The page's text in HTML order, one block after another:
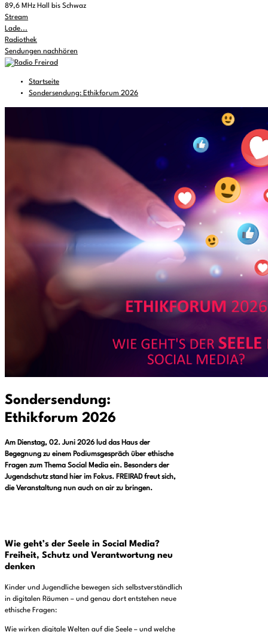
89,6 MHz Hall bis Schwaz
Stream
Lade...
Radiothek
Sendungen nachhören
Startseite
Sondersendung: Ethikforum 2026
Sondersendung:
Ethikforum 2026
Am Dienstag, 02. Juni 2026 lud das Haus der
Begegnung zu einem Podiumsgespräch über ethische
Fragen zum Thema Social Media ein. Besonders der
Jugendschutz stand hier im Fokus. FREIRAD freut sich,
die Veranstaltung nun auch on air zu bringen.
Wie geht’s der Seele in Social Media?
Freiheit, Schutz und Verantwortung neu
denken
Kinder und Jugendliche bewegen sich selbstverständlich
in digitalen Räumen – und genau dort entstehen neue
ethische Fragen:
Wie wirken digitale Welten auf die Seele – und welche